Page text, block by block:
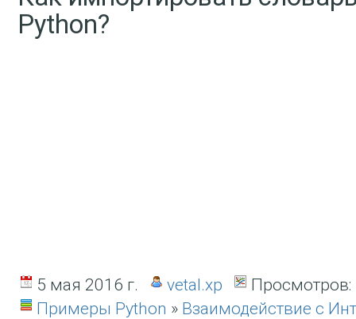
Python?
5 мая 2016 г. vetal.xp Просмотров:
Примеры Python » Взаимодействие с